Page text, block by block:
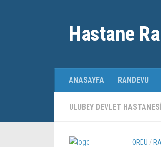
Hastane
ANASAYFA RANDEVU
ULUBEY DEVLET
ORDU /